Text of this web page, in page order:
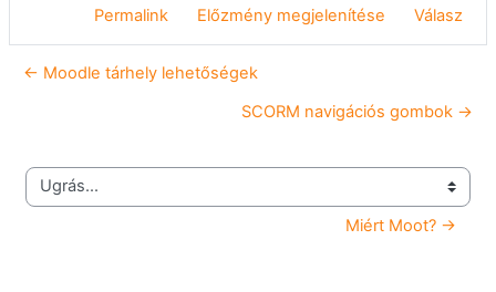
Permalink Előzmény megjelenítése Válasz
← Moodle tárhely lehetőségek
SCORM navigációs gombok →
Ugrás...
Miért Moot? →